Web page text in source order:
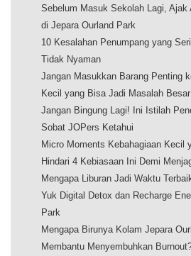
Sebelum Masuk Sekolah Lagi, Ajak
di Jepara Ourland Park
10 Kesalahan Penumpang yang
Tidak Nyaman
Jangan Masukkan Barang Penting
Kecil yang Bisa Jadi Masalah Besar
Jangan Bingung Lagi! Ini Istilah
Sobat JOPers Ketahui
Micro Moments Kebahagiaan Kecil
Hindari 4 Kebiasaan Ini Demi
Mengapa Liburan Jadi Waktu
Yuk Digital Detox dan Recharge
Park
Mengapa Birunya Kolam Jepara
Membantu Menyembuhkan